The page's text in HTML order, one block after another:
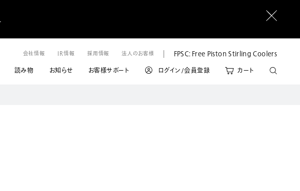
会社情報 IR情報 採用情報 法人のお客様
FPSC: Free Piston Stirling Coolers
読み物 お知らせ お客様サポート ログイン/会員登録 カート